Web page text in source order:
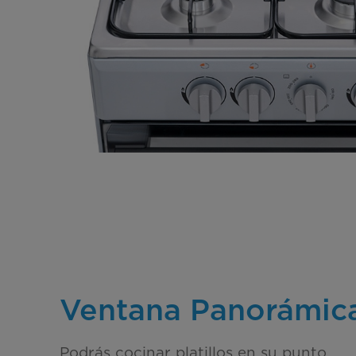
Ventana
Podrás cocinar platillos en su punto